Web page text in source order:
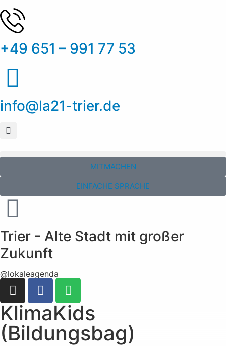
+49 651 – 991 77 53
info@la21-trier.de
MITMACHEN
EINFACHE SPRACHE
Trier - Alte Stadt mit großer
Zukunft
@lokaleagenda
KlimaKids
(Bildungsbag)